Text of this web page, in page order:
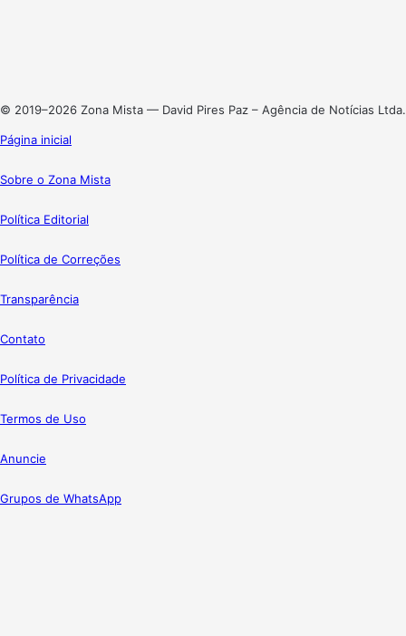
© 2019–2026 Zona Mista — David Pires Paz – Agência de Notícias Ltda.
Página inicial
Sobre o Zona Mista
Política Editorial
Política de Correções
Transparência
Contato
Política de Privacidade
Termos de Uso
Anuncie
Grupos de WhatsApp